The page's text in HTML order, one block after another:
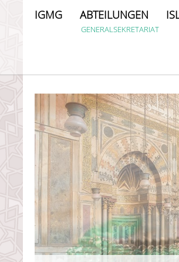
IGMG ABTEILUNGEN
GENERALSEKRETARIAT